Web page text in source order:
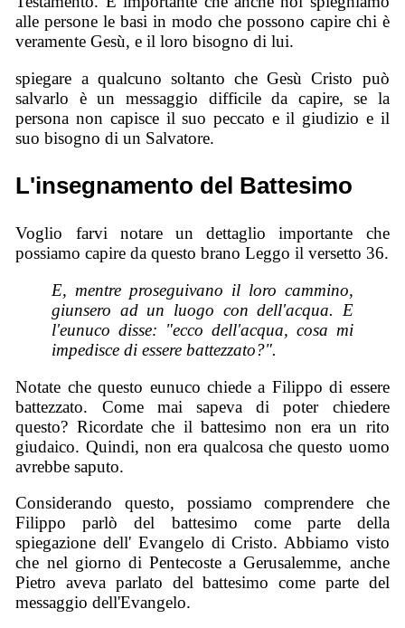
alle persone le basi in modo che possono capire chi è
veramente Gesù, e il loro bisogno di lui.
spiegare a qualcuno soltanto che Gesù Cristo può
salvarlo è un messaggio difficile da capire, se la
persona non capisce il suo peccato e il giudizio e il
suo bisogno di un Salvatore.
L'insegnamento del Battesimo
Voglio farvi notare un dettaglio importante che
possiamo capire da questo brano Leggo il versetto 36.
E, mentre proseguivano il loro cammino,
giunsero ad un luogo con dell'acqua. E
l'eunuco disse: "ecco dell'acqua, cosa mi
impedisce di essere battezzato?".
Notate che questo eunuco chiede a Filippo di essere
battezzato. Come mai sapeva di poter chiedere
questo? Ricordate che il battesimo non era un rito
giudaico. Quindi, non era qualcosa che questo uomo
avrebbe saputo.
Considerando questo, possiamo comprendere che
Filippo parlò del battesimo come parte della
spiegazione dell' Evangelo di Cristo. Abbiamo visto
che nel giorno di Pentecoste a Gerusalemme, anche
Pietro aveva parlato del battesimo come parte del
messaggio dell'Evangelo.